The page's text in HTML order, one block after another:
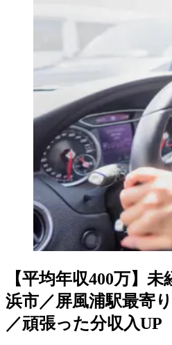
【平均年収400万】
浜市／屏風浦駅最寄
／頑張った分収入UP